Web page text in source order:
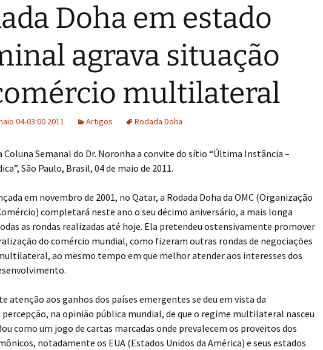
Doha em estado
agrava situação
multilateral
04-03:00 2011 Artigos Rodada Doha
Coluna Semanal do Dr. Noronha a convite do sítio “Última Instância –
São Paulo, Brasil, 04 de maio de 2011.
em novembro de 2001, no Qatar, a Rodada Doha da OMC (Organização
completará neste ano o seu décimo aniversário, a mais longa
as rondas realizadas até hoje. Ela pretendeu ostensivamente promover
do comércio mundial, como fizeram outras rondas de negociações
ao mesmo tempo em que melhor atender aos interesses dos
atenção aos ganhos dos países emergentes se deu em vista da
percepção, na opinião pública mundial, de que o regime multilateral nasceu
como um jogo de cartas marcadas onde prevalecem os proveitos dos
notadamente os EUA (Estados Unidos da América) e seus estados